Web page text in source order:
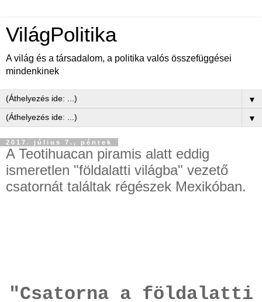
VilágPolitika
A világ és a társadalom, a politika valós összefüggései
mindenkinek
▼
▼
2017. július 7., péntek
A Teotihuacan piramis alatt eddig
ismeretlen "földalatti világba" vezető
csatornát találtak régészek Mexikóban.
"Csatorna a földalatti